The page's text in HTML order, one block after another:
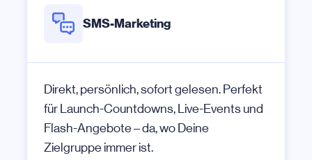
SMS-Marketing
Direkt, persönlich, sofort gelesen. Perfekt
für Launch-Countdowns, Live-Events und
Flash-Angebote – da, wo Deine
Zielgruppe immer ist.